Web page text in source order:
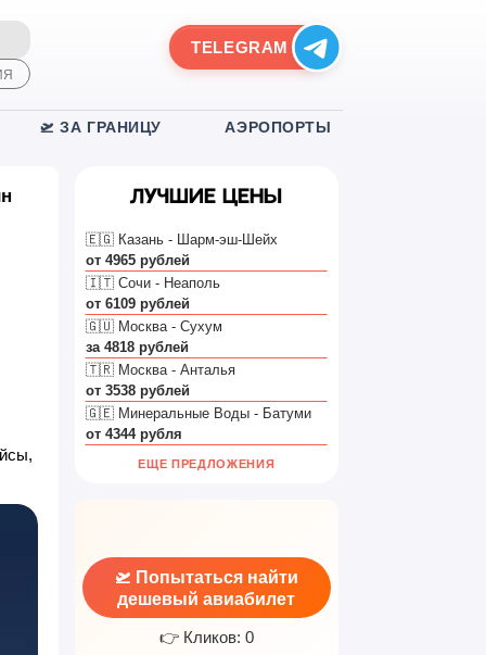
TELEGRAM
🛫 ЗА ГРАНИЦУ АЭРОПОРТЫ
Лучшие цены
🇪🇬 Казань - Шарм-эш-Шейх
от 4965 рублей
🇮🇹 Сочи - Неаполь
от 6109 рублей
🇬🇺 Москва - Сухум
за 4818 рублей
🇹🇷 Москва - Анталья
от 3538 рублей
🇬🇪 Минеральные Воды - Батуми
от 4344 рубля
ЕЩЕ ПРЕДЛОЖЕНИЯ
🛫 Попытаться найти
дешевый авиабилет
👉 Кликов: 0